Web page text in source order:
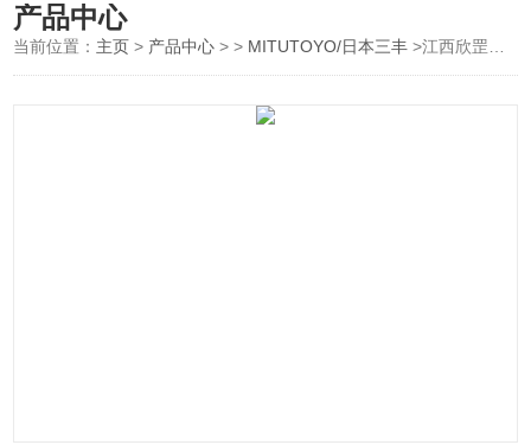
产品中心
当前位置： 主页 > 产品中心 > > MITUTOYO/日本三丰 >江西欣罡科技供应/MITUTOYO三丰坐标测量机